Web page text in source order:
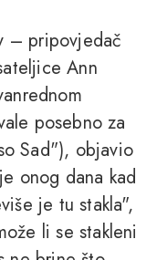
– pripovjedač
Ann
posebno za
Sad"), objavio
onog dana kad
je tu stakla",
li se stakleni